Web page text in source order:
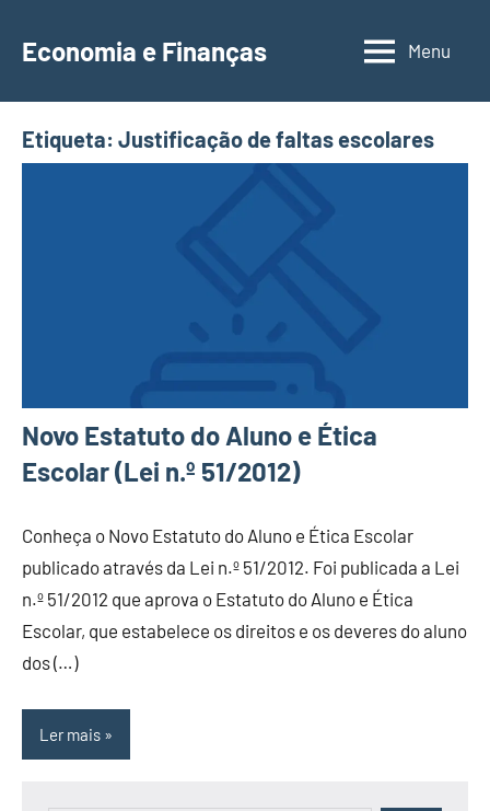
para
conteúdo
Economia e Finanças
Depósitos
IRS,
Finanças
Menu
Etiqueta: Justificação de faltas escolares
Novo Estatuto do Aluno e Ética
Escolar (Lei n.º 51/2012)
Conheça o Novo Estatuto do Aluno e Ética Escolar
publicado através da Lei n.º 51/2012. Foi publicada a Lei
n.º 51/2012 que aprova o Estatuto do Aluno e Ética
Escolar, que estabelece os direitos e os deveres do aluno
dos (…)
Ler mais